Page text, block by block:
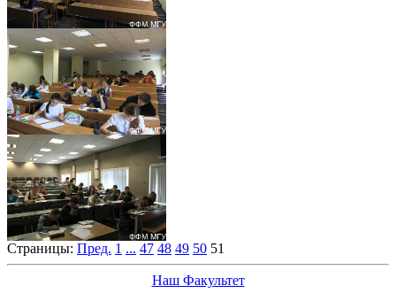
Страницы: Пред. 1 ... 47 48 49 50 51
Наш Факультет